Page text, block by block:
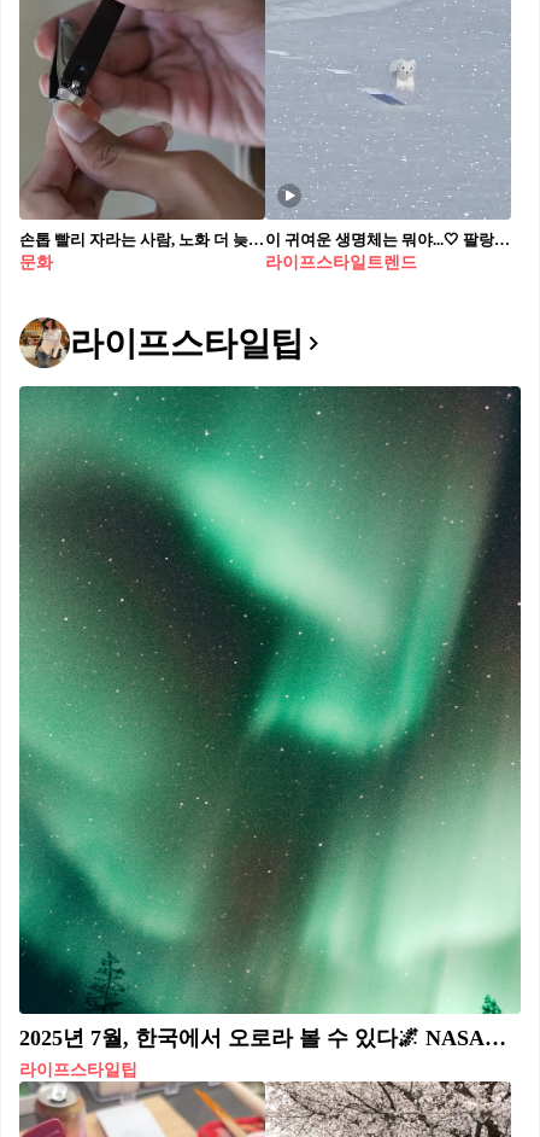
손톱 빨리 자라는 사람, 노화 더 늦다 손톱이 자라는 속도로 노화 정도를 가늠할 수 있다는 하버드 의대 연구 결과가 나왔습니다. 사람은 나이가 들수록 혈액순환이 줄어들며 손톱 성장 속도도 점차 느려지는데요. 0세부터 손톱 성장 속도가 매년 0.5%씩 감소한다고 합니다. 이에 따라 만약 또래보다 손톱이 빠르게 자란다면, 세포 재생이 활발한 것으로 동년배보다 노화가 느리게 진행될 수 있다고 하네요. 다만, 손톱 성장 속도는 영양 상태나 건강 습관에 따라 다를 수도 있으니 무조건 적인 맹신은 금물입니다.
문화
이 귀여운 생명체는 뭐야...🤍 팔랑팔랑 앙증맞게 뛰어다니는 족제비 보면서 겨울 힐링😌
라이프스타일트렌드
라이프스타일팁
2025년 7월, 한국에서 오로라 볼 수 있다🌌 NASA에 따르면 올해 7월, 한반도에서 오로라가 관측될 가능성이 높다고 합니다. 20년 만에 다시 오로라가 나타날 것으로 예상되는데요. 이유는 태양 활동이 극대기에 접어들기 때문입니다. 관측 예상 시기는 25년 7월 저녁 10시부터 새벽 시간입니다. 관측 가능 예상 장소로는 강원도 화천, 강원도 인제 백담사, 경기도 포천 명성산, 경기도 파주 DMZ 인근, 울릉도, 강원도 대관령, 강원도 정선 민둥산, 경기도 가평 유명산, 영천 보현산 천문대 등인데요. 오로라를 관측하고 싶다면 도심이 아닌 어두운 지역, 북쪽이 트인 곳이 좋으며, 다소 늦은 시간에 관측할 수 있기에 따뜻한 옷을 필수로 챙겨 입어야 합니다. 사진: unsplash 홈페이지
라이프스타일팁